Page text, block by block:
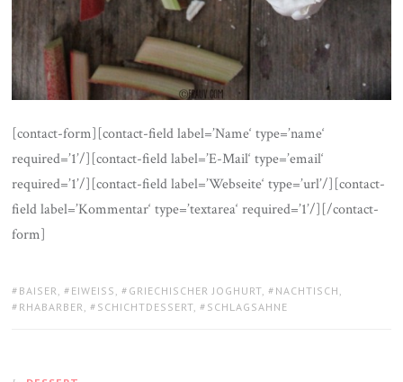
[contact-form][contact-field label=’Name‘ type=’name‘
required=’1’/][contact-field label=’E-Mail‘ type=’email‘
required=’1’/][contact-field label=’Webseite‘ type=’url’/][contact-
field label=’Kommentar‘ type=’textarea‘ required=’1’/][/contact-
form]
TAGS:
BAISER, EIWEISS , GRIECHISCHER JOGHURT, NACHTISCH ,
RHABARBER, SCHICHTDESSERT, SCHLAGSAHNE